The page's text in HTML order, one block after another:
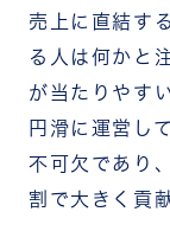
売上に直結す
る人は何かと
が当たりやす
円滑に運営し
不可欠であり
割で大きく貢